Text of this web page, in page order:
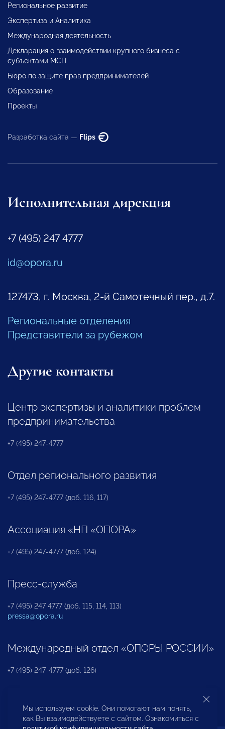
Региональное развитие
Экспертиза и Аналитика
Международная деятельность
Декларация о взаимодействии крупного бизнеса с
субъектами МСП
Бюро по защите прав предпринимателей
Образование
Проекты
Разработка сайта — Flips
Исполнительная дирекция
+7 (495) 247 4777
id@opora.ru
127473, г. Москва, 2-й Самотечный пер., д.7.
Региональные отделения
Представители за рубежом
Другие контакты
Центр экспертизы и аналитики проблем
предпринимательства
+7 (495) 247-4777
Отдел регионального развития
+7 (495) 247-4777 (доб. 116, 117)
Ассоциация «НП «ОПОРА»
+7 (495) 247-4777 (доб. 124)
Пресс-служба
+7 (495) 247 4777 (доб. 115, 114, 113)
pressa@opora.ru
Международный отдел «ОПОРЫ РОССИИ»
+7 (495) 247-4777 (доб. 126)
Бюро по защите прав предпринимателей и
инвесторов
Мы используем cookie. Они помогают нам понять,
как Вы взаимодействуете с сайтом. Ознакомиться с